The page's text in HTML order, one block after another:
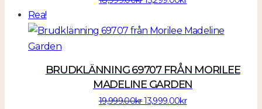
priset
priset
Rea!
BRUDKLÄNNING 69707 FRÅN MORILEE
MADELINE GARDEN
19,999.00krDet
13,999.00krDet